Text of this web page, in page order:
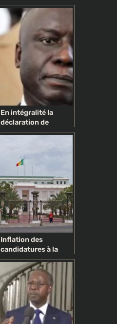
pyromane
controversé au
service du Président
En intégralité la
déclaration de
politique générale du
archives nationales
Inflation des
candidatures à la
présidentielle de
2019: candidatures
variées, intérêts
divers